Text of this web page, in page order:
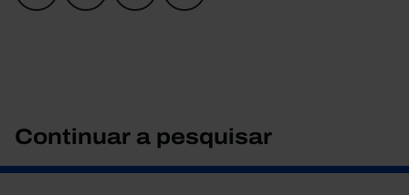
Continuar a pesquisar